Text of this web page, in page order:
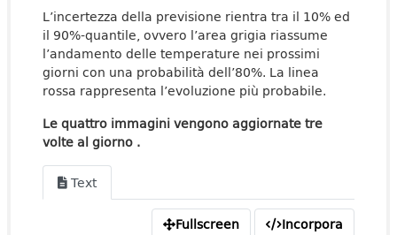
L’incertezza della previsione rientra tra il 10% ed
il 90%-quantile, ovvero l’area grigia riassume
l’andamento delle temperature nei prossimi
giorni con una probabilità dell’80%. La linea
rossa rappresenta l’evoluzione più probabile.
Le quattro immagini vengono aggiornate tre
volte al giorno .
Text
Fullscreen Incorpora